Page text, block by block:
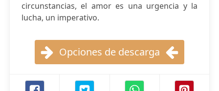
circunstancias, el amor es una urgencia y la
lucha, un imperativo.
Opciones de descarga